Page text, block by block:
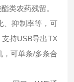
类农药残留。
、抑制率等，可
持USB导出TX
可单条/多条合